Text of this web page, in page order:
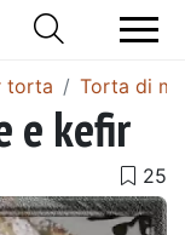
torta Torta di
e kefir